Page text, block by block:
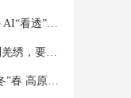
给高原海子做“体检” 卫星＋AI“看透”300处川西秘境
绣娘杨红莉：地图上找不到羌绣，要主动站出来让别人看见
四川若尔盖：四月飞雪绘“冬”春 高原景色醉游人